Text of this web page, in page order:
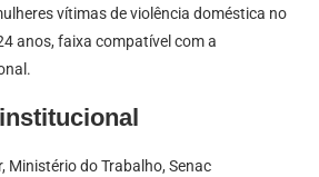
vítimas de violência doméstica no
anos, faixa compatível com a
Ministério do Trabalho, Senac